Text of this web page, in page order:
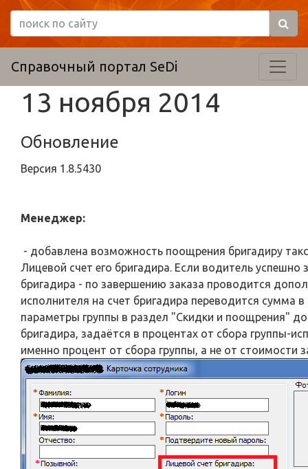
Справочный портал SeDi
13 ноября 2014
Обновление
Версия 1.8.5430
Менеджер:
- добавлена возможность поощрения бригадиру
Лицевой счет его бригадира. Если водитель успешно
бригадира - по завершению заказа проводится
исполнителя на счет бригадира переводится сумма
параметры группы в раздел "Скидки и поощрения"
бригадира, задаётся в процентах от сбора группы-
именно процент от сбора группы, а не от стоимости